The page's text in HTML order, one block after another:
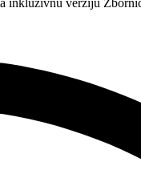
inkluzivnu verziju